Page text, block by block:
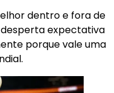
dentro e fora de
expectativa
porque vale uma